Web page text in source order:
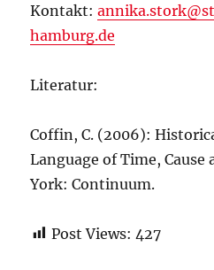
Kontakt:
hamburg.de
Literatur:
Coffin, C. (2006):
Language of Time, Cause
York: Continuum.
Post Views: 427